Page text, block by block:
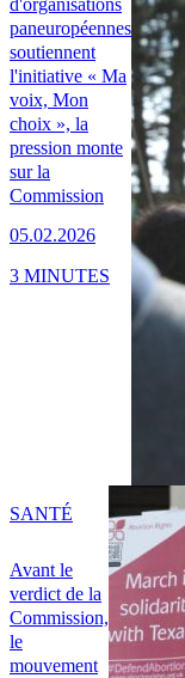
d'organisations
paneuropéennes
soutiennent
l'initiative « Ma
voix, Mon
choix », la
pression monte
sur la
Commission
05.02.2026
3 MINUTES
Avant le
verdict de la
Commission,
le
mouvement
SANTÉ